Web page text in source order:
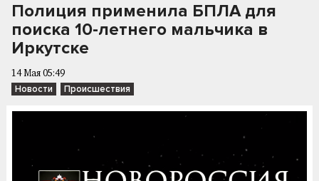
Полиция применила БПЛА для
поиска 10-летнего мальчика в
Иркутске
14 Мая 05:49
Новости Происшествия